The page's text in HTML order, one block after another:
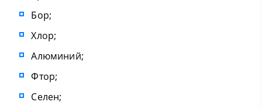
Бор;
Хлор;
Алюминий;
Фтор;
Селен;